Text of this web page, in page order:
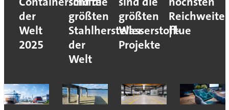
der
Welt
2025
größten
Stahlhersteller
der
Welt
größten
Wasserstoff-
Projekte
Reichweite
| tue